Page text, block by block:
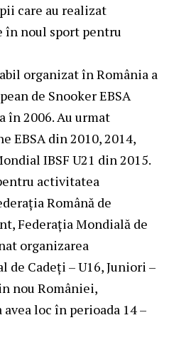
care au realizat
în noul sport pentru
organizat în România a
de Snooker EBSA
în 2006. Au urmat
EBSA din 2010, 2014,
IBSF U21 din 2015.
activitatea
Română de
Federația Mondială de
organizarea
Cadeți – U16, Juniori –
nou României,
loc în perioada 14 –